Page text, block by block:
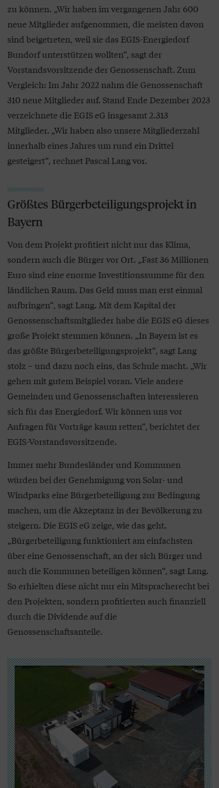
zu können. „Wir haben im vergangenen Jahr 600
neue Mitglieder aufgenommen, die meisten davon
sind beigetreten, weil sie das EGIS-Energiedorf
Bundorf unterstützen wollten“, sagt der
Vorstandsvorsitzende der Genossenschaft. Zum
Vergleich: Im Jahr 2022 nahm die Genossenschaft
310 neue Mitglieder auf. Stand Ende Dezember 2023
verzeichnete die EGIS eG insgesamt 2.313
Mitglieder. „Wir haben also unsere Mitgliederzahl
innerhalb eines Jahres um rund ein Drittel
gesteigert“, rechnet Pascal Lang vor.
Größtes Bürgerbeteiligungsprojekt in
Bayern
Von dem Projekt profitiert nicht nur das Klima,
sondern auch die Bürger vor Ort. „Fast 36 Millionen
Euro sind eine enorme Investitionssumme für den
ländlichen Raum. Das Geld muss man erst einmal
aufbringen“, sagt Lang. Mit dem Kapital der
Genossenschaftsmitglieder habe die EGIS eG dieses
große Projekt stemmen können. „In Bayern ist es
das größte Bürgerbeteiligungsprojekt“, sagt Lang
stolz – und dazu noch eins, das Schule macht. „Wir
gehen mit gutem Beispiel voran. Viele andere
Gemeinden und Genossenschaften interessieren
sich für das Energiedorf. Wir können uns vor
Anfragen für Vorträge kaum retten“, berichtet der
EGIS-Vorstandsvorsitzende.
Immer mehr Bundesländer und Kommunen
würden bei der Genehmigung von Solar- und
Windparks eine Bürgerbeteiligung zur Bedingung
machen, um die Akzeptanz in der Bevölkerung zu
steigern. Die EGIS eG zeige, wie das geht.
„Bürgerbeteiligung funktioniert am einfachsten
über eine Genossenschaft, an der sich Bürger und
auch die Kommunen beteiligen können“, sagt Lang.
So erhielten diese nicht nur ein Mitspracherecht bei
den Projekten, sondern profitierten auch finanziell
durch die Dividende auf die
Genossenschaftsanteile.